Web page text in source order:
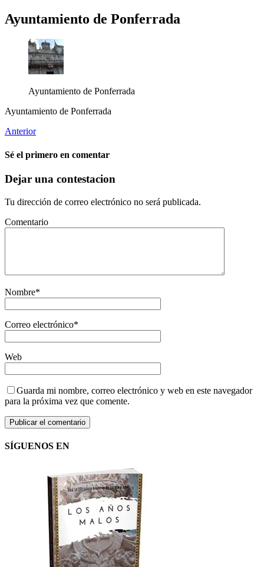
Ayuntamiento de Ponferrada
Ayuntamiento de Ponferrada
Ayuntamiento de Ponferrada
Anterior
Sé el primero en comentar
Dejar una contestacion
Tu dirección de correo electrónico no será publicada.
Comentario
Nombre*
Correo electrónico*
Web
Guarda mi nombre, correo electrónico y web en este navegador
para la próxima vez que comente.
SÍGUENOS EN